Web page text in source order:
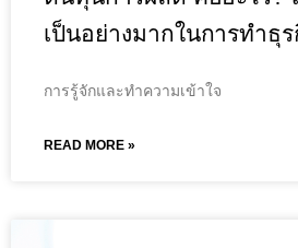
เป็นอย่างมากในการทำธุ
การรู้จักและทำความเข้าใจ
READ MORE »